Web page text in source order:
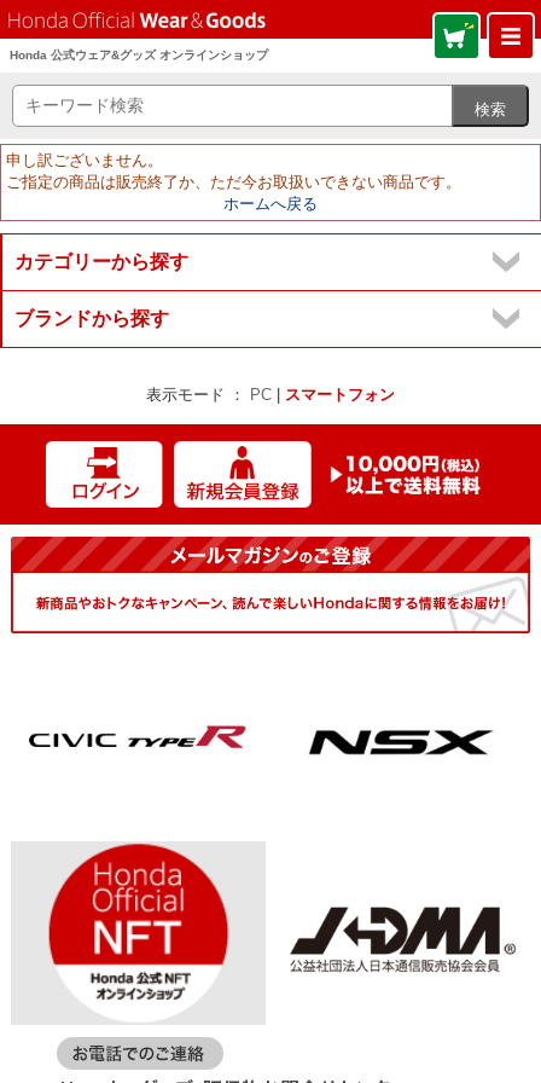
Honda 公式ウェア&グッズ オンラインショップ
申し訳ございません。
ご指定の商品は販売終了か、ただ今お取扱いできない商品です。
ホームへ戻る
カテゴリーから探す
ブランドから探す
表示モード ： PC スマートフォン